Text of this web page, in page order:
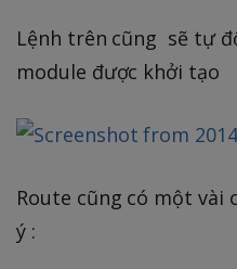
Lệnh trên cũng sẽ tự
module được khởi tạo
Route cũng có một vài
ý :